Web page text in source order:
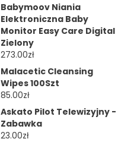
Babymoov Niania
Elektroniczna Baby
Monitor Easy Care Digital
Zielony
273.00zł
Malacetic Cleansing
Wipes 100Szt
85.00zł
Askato Pilot Telewizyjny -
Zabawka
23.00zł